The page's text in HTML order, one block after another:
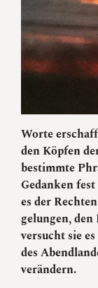
Worte
den Köpfen
bestimmte
Gedanken
es der
gelungen,
versucht sie
des
verändern.